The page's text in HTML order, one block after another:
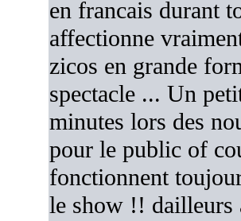
en francais durant
affectionne
zicos en grande
spectacle ... Un
minutes lors des
pour le public of
fonctionnent
le show !! dailleurs